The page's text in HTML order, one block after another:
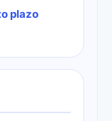
plazo